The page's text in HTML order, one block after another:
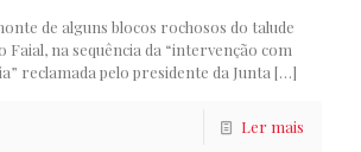
de alguns blocos rochosos do talude
Faial, na sequência da “intervenção com
reclamada pelo presidente da Junta […]
Ler mais